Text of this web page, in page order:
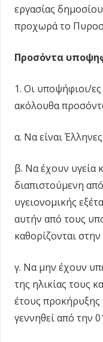
εργασίας
προχωρά το
Προσόντα
1. Οι υποψήφιοι/
ακόλουθα
α. Να είναι
β. Να έχουν υγεία
διαπιστούμενη
υγειονομικής
αυτήν από τους
καθορίζονται
γ. Να μην έχουν
της ηλικίας τους
έτους προκήρυξης
γεννηθεί από την